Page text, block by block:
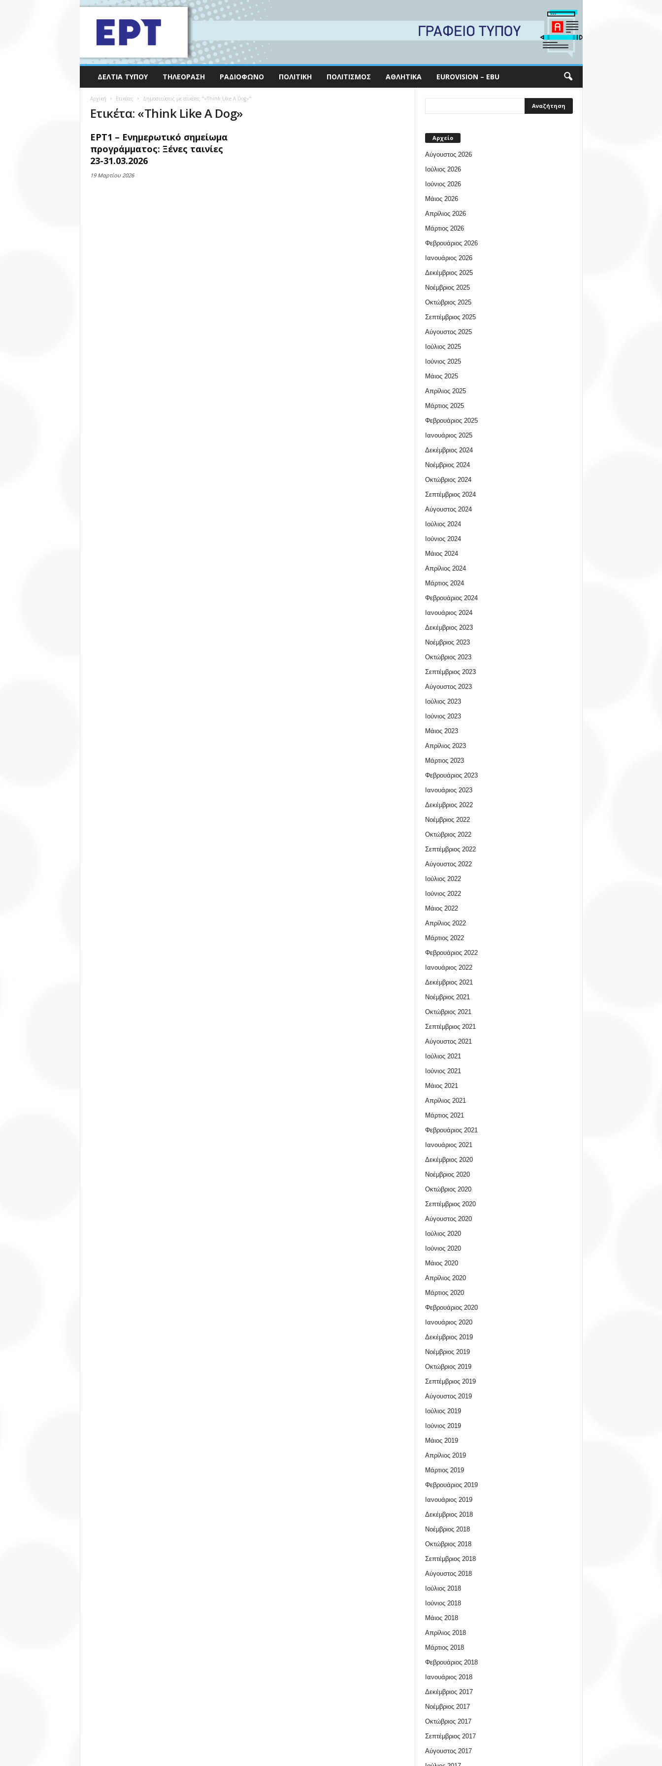
ΔΕΛΤΊΑ ΤΎΠΟΥ ΤΗΛΕΌΡΑΣΗ ΡΑΔΙΌΦΩΝΟ ΠΟΛΙΤΙΚΉ ΠΟΛΙΤΙΣΜΌΣ ΑΘΛΗΤΙΚΆ EUROVISION – EBU
Αρχική Ετικέτες Δημοσιεύσεις με ετικέτες "«Think Like A Dog»"
Ετικέτα: «Think Like A Dog»
ΕΡΤ1 – Ενημερωτικό σημείωμα
προγράμματος: Ξένες ταινίες
23-31.03.2026
19 Μαρτίου 2026
Αρχείο
Αύγουστος 2026
Ιούλιος 2026
Ιούνιος 2026
Μάιος 2026
Απρίλιος 2026
Μάρτιος 2026
Φεβρουάριος 2026
Ιανουάριος 2026
Δεκέμβριος 2025
Νοέμβριος 2025
Οκτώβριος 2025
Σεπτέμβριος 2025
Αύγουστος 2025
Ιούλιος 2025
Ιούνιος 2025
Μάιος 2025
Απρίλιος 2025
Μάρτιος 2025
Φεβρουάριος 2025
Ιανουάριος 2025
Δεκέμβριος 2024
Νοέμβριος 2024
Οκτώβριος 2024
Σεπτέμβριος 2024
Αύγουστος 2024
Ιούλιος 2024
Ιούνιος 2024
Μάιος 2024
Απρίλιος 2024
Μάρτιος 2024
Φεβρουάριος 2024
Ιανουάριος 2024
Δεκέμβριος 2023
Νοέμβριος 2023
Οκτώβριος 2023
Σεπτέμβριος 2023
Αύγουστος 2023
Ιούλιος 2023
Ιούνιος 2023
Μάιος 2023
Απρίλιος 2023
Μάρτιος 2023
Φεβρουάριος 2023
Ιανουάριος 2023
Δεκέμβριος 2022
Νοέμβριος 2022
Οκτώβριος 2022
Σεπτέμβριος 2022
Αύγουστος 2022
Ιούλιος 2022
Ιούνιος 2022
Μάιος 2022
Απρίλιος 2022
Μάρτιος 2022
Φεβρουάριος 2022
Ιανουάριος 2022
Δεκέμβριος 2021
Νοέμβριος 2021
Οκτώβριος 2021
Σεπτέμβριος 2021
Αύγουστος 2021
Ιούλιος 2021
Ιούνιος 2021
Μάιος 2021
Απρίλιος 2021
Μάρτιος 2021
Φεβρουάριος 2021
Ιανουάριος 2021
Δεκέμβριος 2020
Νοέμβριος 2020
Οκτώβριος 2020
Σεπτέμβριος 2020
Αύγουστος 2020
Ιούλιος 2020
Ιούνιος 2020
Μάιος 2020
Απρίλιος 2020
Μάρτιος 2020
Φεβρουάριος 2020
Ιανουάριος 2020
Δεκέμβριος 2019
Νοέμβριος 2019
Οκτώβριος 2019
Σεπτέμβριος 2019
Αύγουστος 2019
Ιούλιος 2019
Ιούνιος 2019
Μάιος 2019
Απρίλιος 2019
Μάρτιος 2019
Φεβρουάριος 2019
Ιανουάριος 2019
Δεκέμβριος 2018
Νοέμβριος 2018
Οκτώβριος 2018
Σεπτέμβριος 2018
Αύγουστος 2018
Ιούλιος 2018
Ιούνιος 2018
Μάιος 2018
Απρίλιος 2018
Μάρτιος 2018
Φεβρουάριος 2018
Ιανουάριος 2018
Δεκέμβριος 2017
Νοέμβριος 2017
Οκτώβριος 2017
Σεπτέμβριος 2017
Αύγουστος 2017